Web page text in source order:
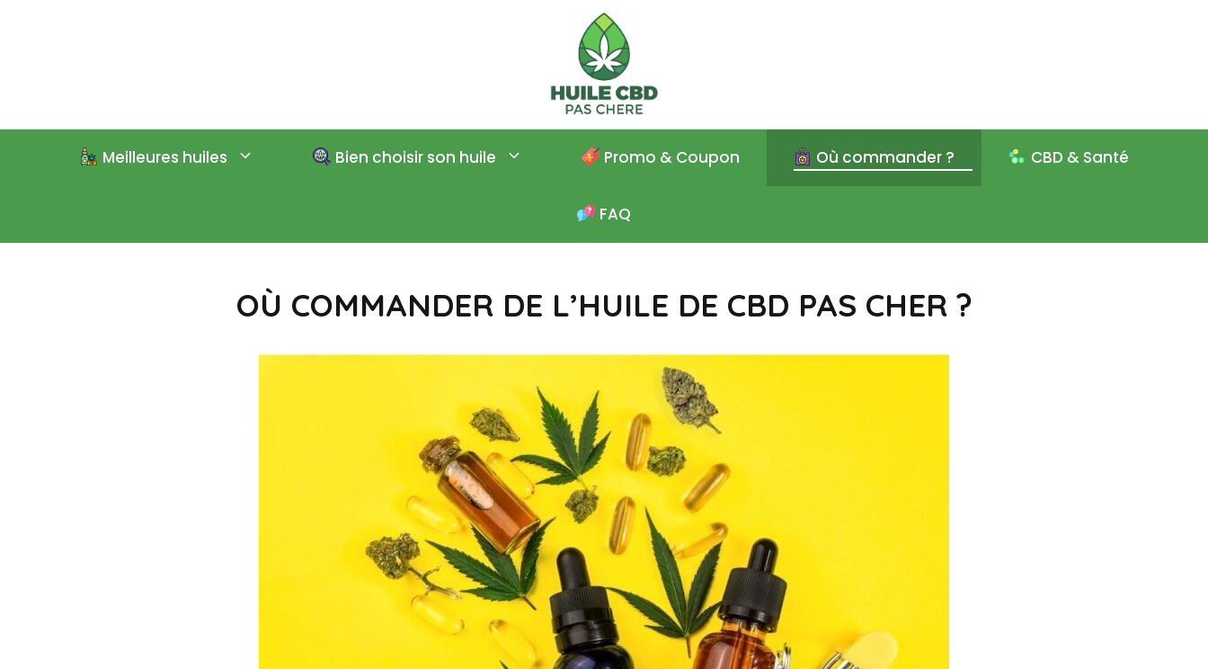
Meilleures huiles Bien choisir son huile Promo & Coupon Où commander ? CBD & Santé
FAQ
OÙ COMMANDER DE L’HUILE DE CBD PAS CHER ?